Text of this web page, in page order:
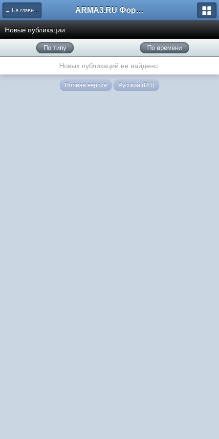
← На главную ARMA3.RU Форум
Новые публикации
По типу По времени
Новых публикаций не найдено.
Полная версия Русский (RU)